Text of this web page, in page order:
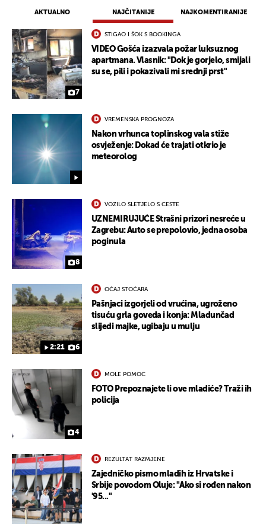
AKTUALNO NAJČITANIJE NAJKOMENTIRANIJE
7
STIGAO I ŠOK S BOOKINGA
VIDEO Gošća izazvala požar luksuznog
apartmana. Vlasnik: "Dok je gorjelo, smijali
su se, pili i pokazivali mi srednji prst"
VREMENSKA PROGNOZA
Nakon vrhunca toplinskog vala stiže
osvježenje: Dokad će trajati otkrio je
meteorolog
8
VOZILO SLETJELO S CESTE
UZNEMIRUJUĆE Strašni prizori nesreće u
Zagrebu: Auto se prepolovio, jedna osoba
poginula
2:21 6
OČAJ STOČARA
Pašnjaci izgorjeli od vrućina, ugroženo
tisuću grla goveda i konja: Mladunčad
slijedi majke, ugibaju u mulju
4
MOLE POMOĆ
FOTO Prepoznajete li ove mladiće? Traži ih
policija
REZULTAT RAZMJENE
Zajedničko pismo mladih iz Hrvatske i
Srbije povodom Oluje: "Ako si rođen nakon
'95..."